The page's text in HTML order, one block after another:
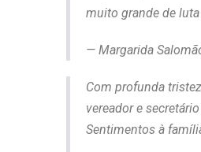
muito grande de
— Margarida
Com profunda
vereador e
Sentimentos à